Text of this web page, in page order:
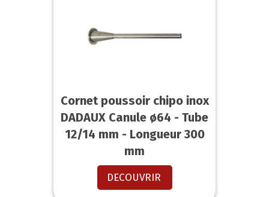
Cornet poussoir chipo inox
DADAUX Canule ø64 - Tube
12/14 mm - Longueur 300
mm
DECOUVRIR